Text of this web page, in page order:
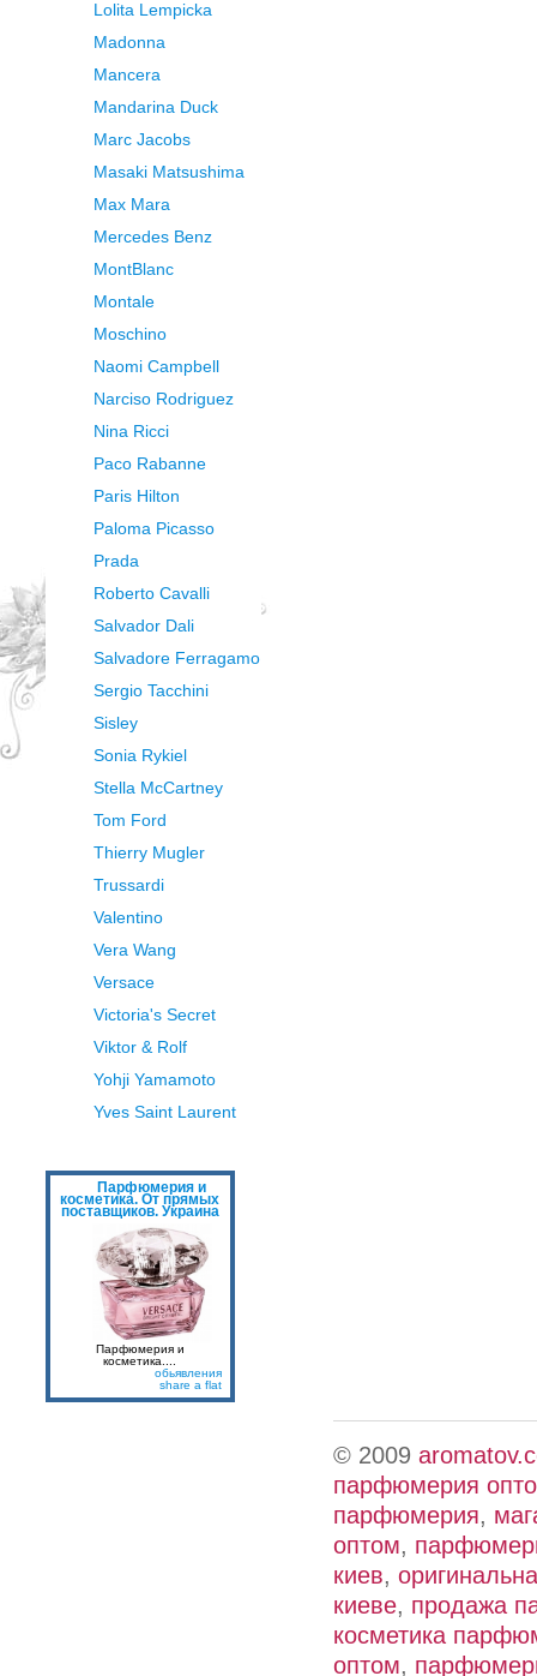
Lolita Lempicka
Madonna
Mancera
Mandarina Duck
Marc Jacobs
Masaki Matsushima
Max Mara
Mercedes Benz
MontBlanc
Montale
Moschino
Naomi Campbell
Narciso Rodriguez
Nina Ricci
Paco Rabanne
Paris Hilton
Paloma Picasso
Prada
Roberto Cavalli
Salvador Dali
Salvadore Ferragamo
Sergio Tacchini
Sisley
Sonia Rykiel
Stella McCartney
Tom Ford
Thierry Mugler
Trussardi
Valentino
Vera Wang
Versace
Victoria's Secret
Viktor & Rolf
Yohji Yamamoto
Yves Saint Laurent
Парфюмерия и
косметика. От прямых
поставщиков. Украина
Парфюмерия и
косметика....
обьявления
share a flat
© 2009
парфюмерия
парфюмерия,
оптом,
киев,
киеве, продажа
косметика
оптом,